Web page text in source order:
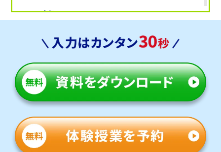
人気のコース
・定期テスト・内申点対策コース
別所中学校
トライは学校から約35分の立地にあり、学校と少し離れて
いますが、車での通塾を選ぶご家庭も多く、安心して通えま
す。
数学（教科書：啓林館）
小山中は定期テストは学校指定ワークからの出題が多い
ため、テスト前は授業でも学校のワークを使用します。間違
えた問題は、自力で解けるようになるまでつきっきりでサポ
ートします。